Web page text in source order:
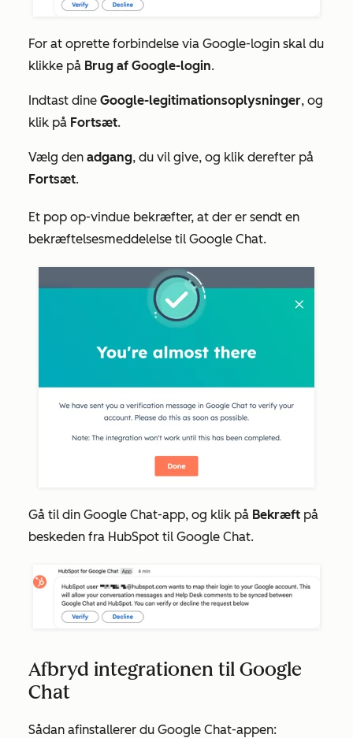
For at oprette forbindelse via Google-login skal du
klikke på Brug af Google-login.
Indtast dine Google-legitimationsoplysninger, og
klik på Fortsæt.
Vælg den adgang, du vil give, og klik derefter på
Fortsæt.
Et pop op-vindue bekræfter, at der er sendt en
bekræftelsesmeddelelse til Google Chat.
Gå til din Google Chat-app, og klik på Bekræft på
beskeden fra HubSpot til Google Chat.
Afbryd integrationen til Google
Chat
Sådan afinstallerer du Google Chat-appen: